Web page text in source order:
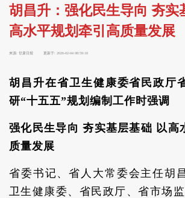
胡昌升：强化民生导向 夯实
高水平规划牵引高质量发展
来源: 甘肃日报 更新于: 2026-02-04 08:59:18
胡昌升在省卫生健康委省民政厅
研“十五五”规划编制工作时强调
强化民生导向 夯实基层基础 以高
质量发展
省委书记、省人大常委会主任胡
卫生健康委、省民政厅、省市场